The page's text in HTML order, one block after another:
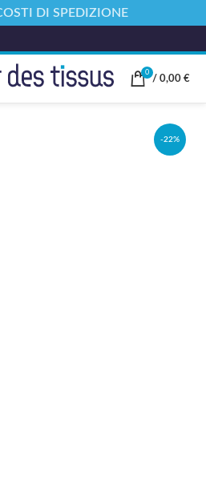
0
/ 0,00 €
-22%
DI SPEDIZIONE